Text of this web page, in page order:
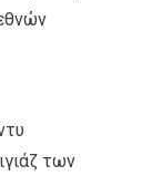
των